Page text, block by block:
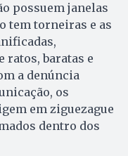
possuem janelas
tem torneiras e as
ratos, baratas e
a denúncia
os
em ziguezague
dentro dos